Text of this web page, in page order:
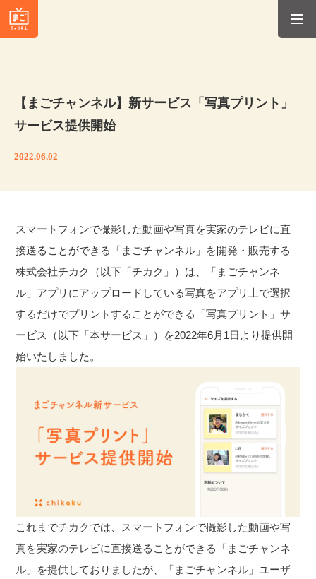
【まごチャンネル】新サービス「写真プリント」
サービス提供開始
2022.06.02
スマートフォンで撮影した動画や写真を実家のテレビに直
接送ることができる「まごチャンネル」を開発・販売する
株式会社チカク（以下「チカク」）は、「まごチャンネ
ル」アプリにアップロードしている写真をアプリ上で選択
するだけでプリントすることができる「写真プリント」サ
ービス（以下「本サービス」）を2022年6月1日より提供開
始いたしました。
これまでチカクでは、スマートフォンで撮影した動画や写
真を実家のテレビに直接送ることができる「まごチャンネ
ル」を提供しておりましたが、「まごチャンネル」ユーザ